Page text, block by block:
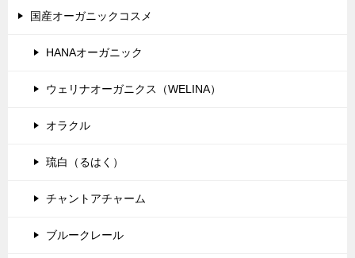
シ
国産オーガニックコスメ
HANAオーガニック
ウェリナオーガニクス（WELINA）
オラクル
琉白（るはく）
チャントアチャーム
ブルークレール